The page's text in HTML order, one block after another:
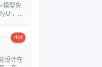
模型免
，在
Hot
设计在